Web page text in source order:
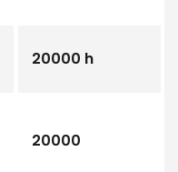
20000 h
20000